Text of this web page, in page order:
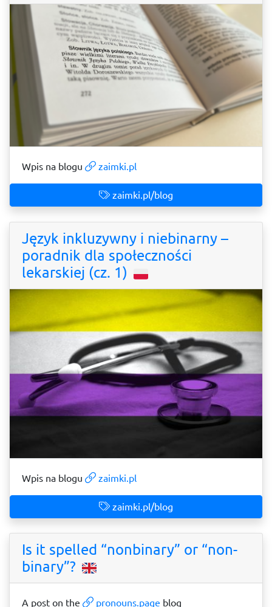
Wpis na blogu zaimki.pl
zaimki.pl/blog
Język inkluzywny i niebinarny –
poradnik dla społeczności
lekarskiej (cz. 1)
Wpis na blogu zaimki.pl
zaimki.pl/blog
Is it spelled “nonbinary” or “non-
binary”?
A post on the pronouns.page blog